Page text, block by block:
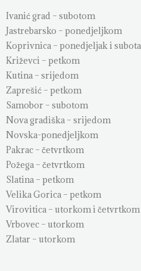
Ivanić grad – subotom
Jastrebarsko – ponedjeljkom
Koprivnica – ponedjeljak i subota
Križevci – petkom
Kutina – srijedom
Zaprešić – petkom
Samobor – subotom
Nova gradiška – srijedom
Novska-ponedjeljkom
Pakrac – četvrtkom
Požega – četvrtkom
Slatina – petkom
Velika Gorica – petkom
Virovitica – utorkom i četvrtkom
Vrbovec – utorkom
Zlatar – utorkom